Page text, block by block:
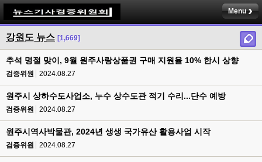
Menu
강원도 뉴스 [1,669]
추석 명절 맞이, 9월 원주사랑상품권 구매 지원율 10% 한시 상향
검증위원 2024.08.27
원주시 상하수도사업소, 누수 상수도관 적기 수리...단수 예방
검증위원 2024.08.27
원주시역사박물관, 2024년 생생 국가유산 활용사업 시작
검증위원 2024.08.27